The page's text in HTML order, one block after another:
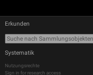
Erkunden
Systematik
Nutzungsrechte
Sign in for research access